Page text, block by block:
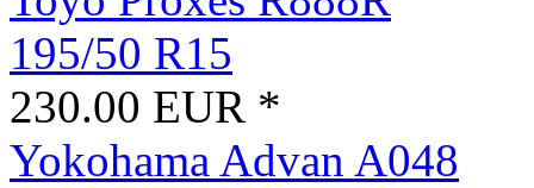
195/50 R15
230.00 EUR *
Yokohama Advan A048